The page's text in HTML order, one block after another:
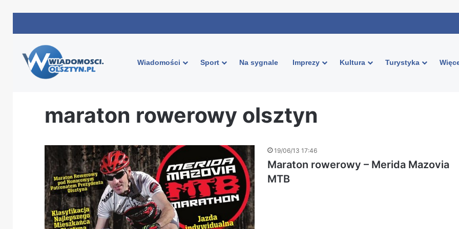
Wiadomości Sport Na sygnale Imprezy Kultura Turystyka
maraton rowerowy olsztyn
19/06/13 17:46
Maraton rowerowy – Merida Mazovia
MTB